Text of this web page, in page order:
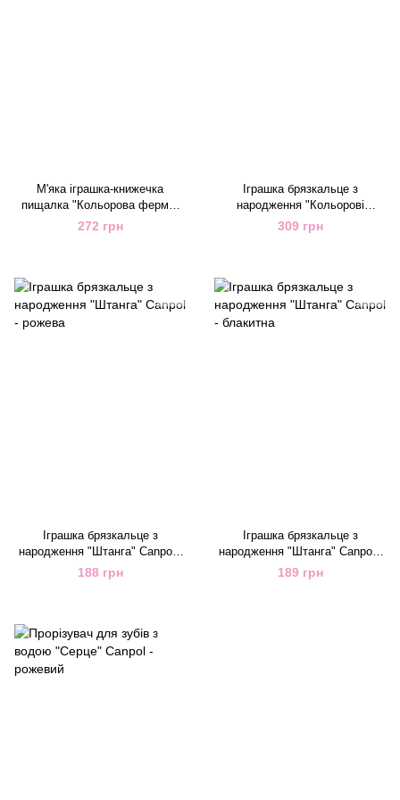
М'яка іграшка-книжечка
пищалка "Кольорова ферма"
Canpol
272 грн
Іграшка брязкальце з
народження "Кольоровi
кульки" Canpol
309 грн
Іграшка брязкальце з
народження "Штанга" Canpol -
рожева
188 грн
Іграшка брязкальце з
народження "Штанга" Canpol -
блакитна
189 грн